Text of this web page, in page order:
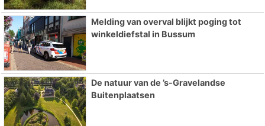
Melding van overval blijkt poging tot
winkeldiefstal in Bussum
De natuur van de ’s-Gravelandse
Buitenplaatsen